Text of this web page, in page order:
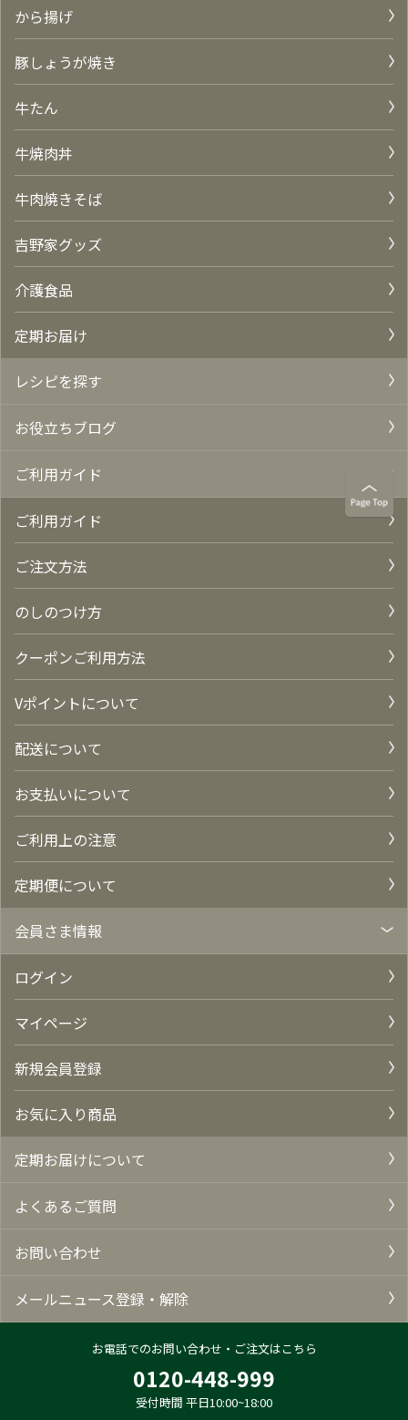
から揚げ
豚しょうが焼き
牛たん
牛焼肉丼
牛肉焼きそば
吉野家グッズ
介護食品
定期お届け
レシピを探す
お役立ちブログ
ご利用ガイド
ご利用ガイド
ご注文方法
のしのつけ方
クーポンご利用方法
Vポイントについて
配送について
お支払いについて
ご利用上の注意
定期便について
会員さま情報
ログイン
マイページ
新規会員登録
お気に入り商品
定期お届けについて
よくあるご質問
お問い合わせ
メールニュース登録・解除
お電話でのお問い合わせ・ご注文はこちら
0120-448-999
受付時間 平日10:00~18:00